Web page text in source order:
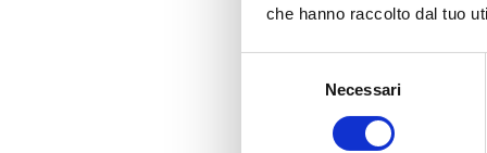
che hanno raccolto dal tuo
Necessari
The Yearbook,
in cooperation
characteristics
In addition, the
private equity
sustainability of